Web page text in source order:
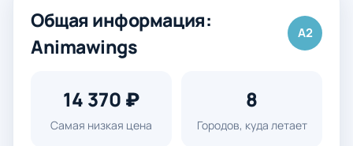
Общая информация:
Animawings
A2
14 370 ₽
Самая низкая цена
8
Городов, куда летает